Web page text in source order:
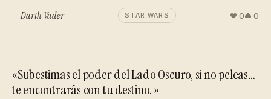
— Darth Vader STAR WARS 0 0
«Subestimas el poder del Lado Oscuro, si no peleas…
te encontrarás con tu destino. »